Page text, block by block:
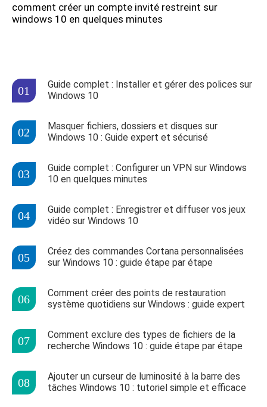
comment créer un compte invité restreint sur
windows 10 en quelques minutes
Guide complet : Installer et gérer des polices sur
Windows 10
Masquer fichiers, dossiers et disques sur
Windows 10 : Guide expert et sécurisé
Guide complet : Configurer un VPN sur Windows
10 en quelques minutes
Guide complet : Enregistrer et diffuser vos jeux
vidéo sur Windows 10
Créez des commandes Cortana personnalisées
sur Windows 10 : guide étape par étape
Comment créer des points de restauration
système quotidiens sur Windows : guide expert
Comment exclure des types de fichiers de la
recherche Windows 10 : guide étape par étape
Ajouter un curseur de luminosité à la barre des
tâches Windows 10 : tutoriel simple et efficace